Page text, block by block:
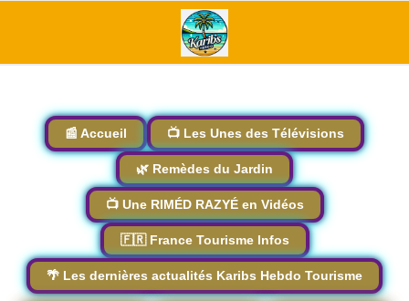
📰 Accueil 📺 Les Unes des Télévisions
🌿 Remèdes du Jardin
📺 Une RIMÉD RAZYÉ en Vidéos
🇫🇷 France Tourisme Infos
🌴 Les dernières actualités Karibs Hebdo Tourisme